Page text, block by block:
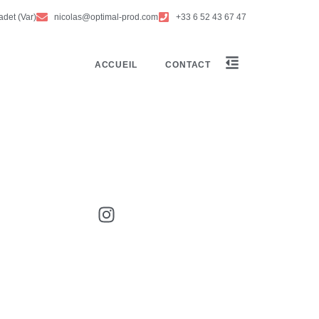
(Var) nicolas@optimal-prod.com +33 6 52 43 67 47
ACCUEIL CONTACT